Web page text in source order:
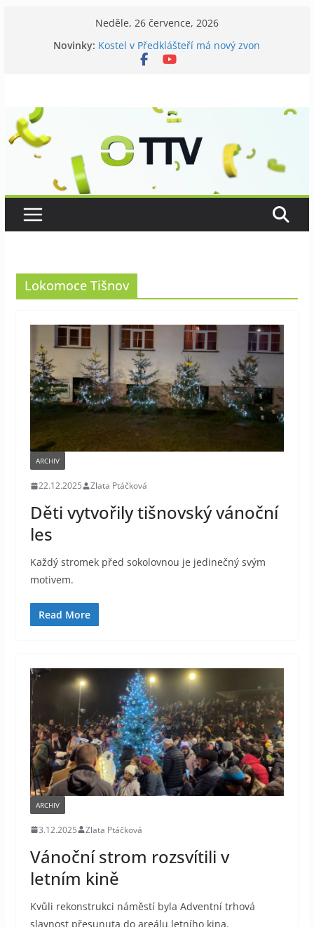
Neděle, 26 července, 2026
Novinky: Kostel v Předklášteří má nový zvon
Tišnov aktuálně
Lokomoce Tišnov
ARCHIV
22.12.2025 Zlata Ptáčková
Děti vytvořily tišnovský vánoční
les
Každý stromek před sokolovnou je jedinečný svým
motivem.
Read More
ARCHIV
3.12.2025 Zlata Ptáčková
Vánoční strom rozsvítili v
letním kině
Kvůli rekonstrukci náměstí byla Adventní trhová
slavnost přesunuta do areálu letního kina.